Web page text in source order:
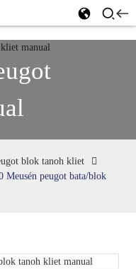
blok tanoh kliet
Meusén peugot bata/blok